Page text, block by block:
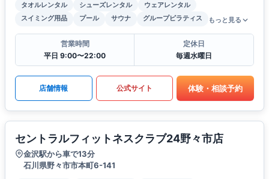
タオルレンタル シューズレンタル
ウェアレンタル
スイミング用品
プール サウナ グループピラティス もっと見る
営業時間
平日 9:00〜22:00
定休日
毎週水曜日
店舗情報 公式サイト 体験・相談予約
セントラルフィットネスクラブ24野々市店
金沢駅から車で13分
石川県野々市市本町6-141